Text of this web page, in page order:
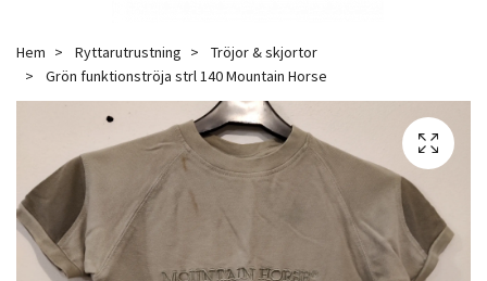
Hem Ryttarutrustning
Tröjor & skjortor
Grön funktionströja strl 140 Mountain Horse